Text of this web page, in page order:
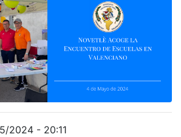
2024 - 20:11